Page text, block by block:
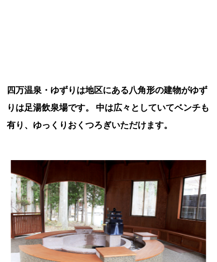
四万温泉・ゆずりは地区にある八角形の建物がゆず
りは足湯飲泉場です。 中は広々としていてベンチも
有り、ゆっくりおくつろぎいただけます。